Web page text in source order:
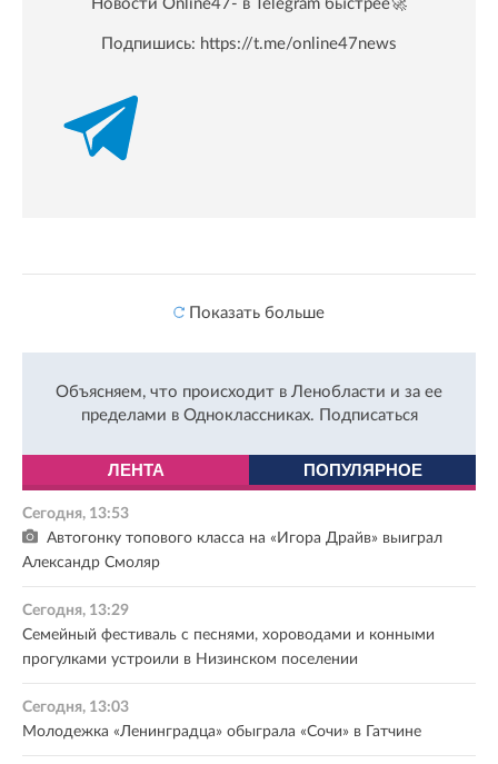
Новости Online47- в Telegram быстрее🚀
Подпишись: https://t.me/online47news
Показать больше
Объясняем, что происходит в Ленобласти и за ее
пределами в Одноклассниках. Подписаться
ЛЕНТА ПОПУЛЯРНОЕ
Сегодня, 13:53
Автогонку топового класса на «Игора Драйв» выиграл
Александр Смоляр
Сегодня, 13:29
Семейный фестиваль с песнями, хороводами и конными
прогулками устроили в Низинском поселении
Сегодня, 13:03
Молодежка «Ленинградца» обыграла «Сочи» в Гатчине